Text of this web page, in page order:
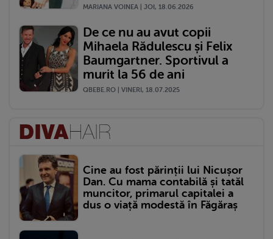
MARIANA VOINEA | JOI, 18.06.2026
De ce nu au avut copii
Mihaela Rădulescu și Felix
Baumgartner. Sportivul a
murit la 56 de ani
QBEBE.RO | VINERI, 18.07.2025
Cine au fost părinții lui Nicușor
Dan. Cu mama contabilă și tatăl
muncitor, primarul capitalei a
dus o viață modestă în Făgăraș